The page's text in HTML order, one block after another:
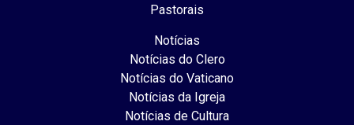
Pastorais
Notícias
Notícias do Clero
Notícias do Vaticano
Notícias da Igreja
Notícias de Cultura